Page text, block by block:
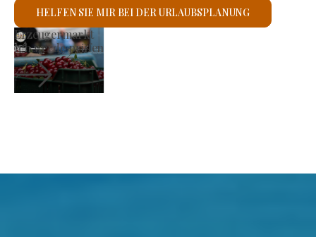
HELFEN SIE MIR BEI DER URLAUBSPLANUNG
Römisch-katholische Kirche St. László
Ich werde prüfen